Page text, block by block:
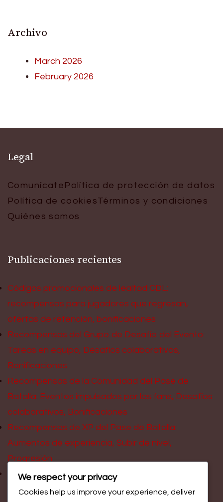
Archivo
March 2026
February 2026
Legal
Comunícate Política de protección de datos
Política de cookiesTérminos y condiciones
Quiénes somos
Publicaciones recientes
Códigos promocionales de lealtad CDL:
recompensas para jugadores que regresan,
ofertas de retención, bonificaciones
Recompensas del Grupo de Desafío del Evento:
Tareas en equipo, Desafíos colaborativos,
Bonificaciones
Recompensas de la Comunidad del Pase de
Batalla: Eventos impulsados por los fans, Desafíos
colaborativos, Bonificaciones
Recompensas de XP del Pase de Batalla:
Aumentos de experiencia, Subir de nivel,
Progresión
Códigos promocionales de la comunidad CDL:
Eventos impulsados por los aficionados, redes
We respect your privacy
Cookies help us improve your experience, deliver